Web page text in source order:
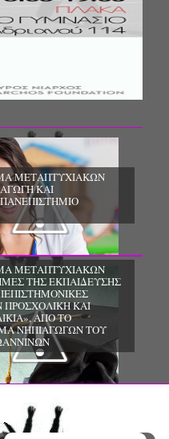
ΜΕΤΑΠΤΥΧΙΑΚΩΝ
ΚΑΙ
ΜΕΤΑΠΤΥΧΙΑΚΩΝ
ΤΗΣ ΕΚΠΑΙΔΕΥΣΗΣ
ΠΡΟΣΧΟΛΙΚΗ ΚΑΙ
ΑΠΟ ΤΟ
ΝΗΠΙΑΓΩΓΩΝ ΤΟΥ